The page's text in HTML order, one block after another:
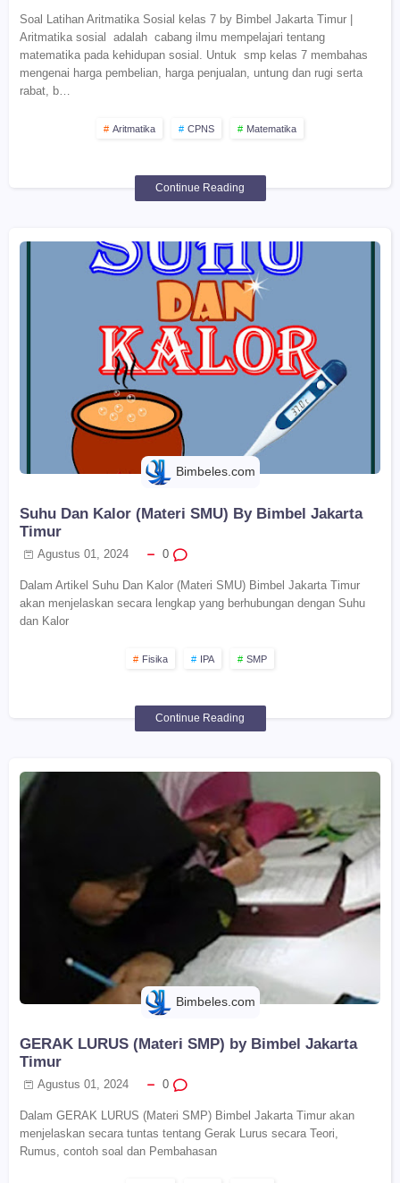
Soal Latihan Aritmatika Sosial kelas 7 by Bimbel Jakarta Timur |
Aritmatika sosial adalah cabang ilmu mempelajari tentang
matematika pada kehidupan sosial. Untuk smp kelas 7 membahas
mengenai harga pembelian, harga penjualan, untung dan rugi serta
rabat, b…
Aritmatika CPNS Matematika
Continue Reading
Suhu Dan Kalor (Materi SMU) By Bimbel Jakarta
Timur
Agustus 01, 2024 0
Dalam Artikel Suhu Dan Kalor (Materi SMU) Bimbel Jakarta Timur
akan menjelaskan secara lengkap yang berhubungan dengan Suhu
dan Kalor
Fisika IPA SMP
Bimbeles.com
Continue Reading
GERAK LURUS (Materi SMP) by Bimbel Jakarta
Timur
Agustus 01, 2024 0
Dalam GERAK LURUS (Materi SMP) Bimbel Jakarta Timur akan
menjelaskan secara tuntas tentang Gerak Lurus secara Teori,
Rumus, contoh soal dan Pembahasan
Bimbeles.com